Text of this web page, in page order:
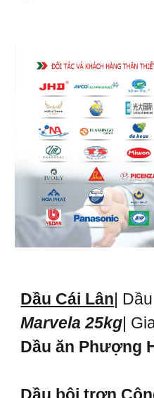
Dầu Cái Lân|
Marvela 25kg|
Dầu ăn Phượng